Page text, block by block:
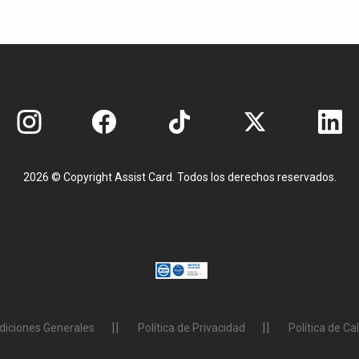
2026 © Copyright Assist Card. Todos los derechos reservados.
Generales Política de Privacidad Política de